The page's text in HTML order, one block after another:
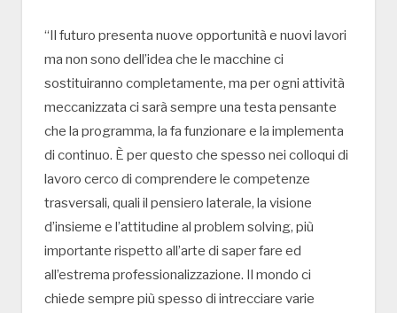
“Il futuro presenta nuove opportunità e nuovi lavori
ma non sono dell’idea che le macchine ci
sostituiranno completamente, ma per ogni attività
meccanizzata ci sarà sempre una testa pensante
che la programma, la fa funzionare e la implementa
di continuo. È per questo che spesso nei colloqui di
lavoro cerco di comprendere le competenze
trasversali, quali il pensiero laterale, la visione
d’insieme e l’attitudine al problem solving, più
importante rispetto all’arte di saper fare ed
all’estrema professionalizzazione. Il mondo ci
chiede sempre più spesso di intrecciare varie